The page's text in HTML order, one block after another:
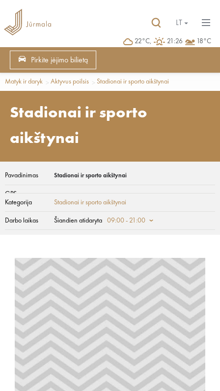
22°C, 21:26 18°C
LT
Pirkite įėjimo bilietą
Matyk ir daryk Aktyvus poilsis Stadionai ir sporto aikštynai
Stadionai ir sporto
aikštynai
Pavadinimas Stadionai ir sporto aikštynai
GPS
Kategorija
Stadionai ir sporto aikštynai
Darbo laikas Šiandien atidaryta 09:00 - 21:00